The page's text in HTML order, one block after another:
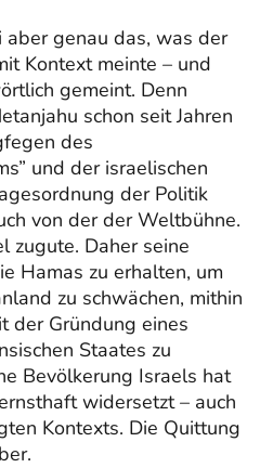
genau das, was der
Kontext meinte – und
gemeint. Denn
schon seit Jahren
des
und der israelischen
der Politik
von der der Weltbühne.
zugute. Daher seine
Hamas zu erhalten, um
zu schwächen, mithin
der Gründung eines
Staates zu
Bevölkerung Israels hat
widersetzt – auch
Kontexts. Die Quittung